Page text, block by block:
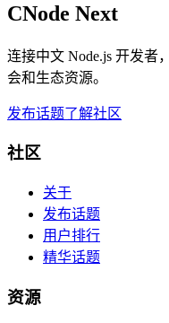
CNode Next
连接中文 Node.js 开发者
会和生态资源。
发布话题了解社区
社区
关于
发布话题
用户排行
精华话题
资源